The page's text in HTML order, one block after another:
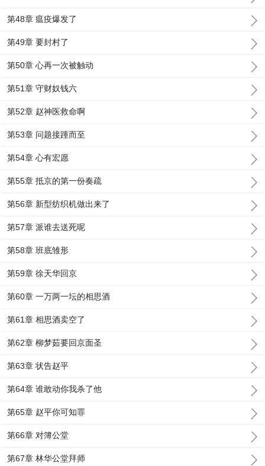
第48章 瘟疫爆发了
第49章 要封村了
第50章 心再一次被触动
第51章 守财奴钱六
第52章 赵神医救命啊
第53章 问题接踵而至
第54章 心有宏愿
第55章 抵京的第一份奏疏
第56章 新型纺织机做出来了
第57章 派谁去送死呢
第58章 班底雏形
第59章 徐天华回京
第60章 一万两一坛的相思酒
第61章 相思酒卖空了
第62章 柳梦茹要回京面圣
第63章 状告赵平
第64章 谁敢动你我杀了他
第65章 赵平你可知罪
第66章 对簿公堂
第67章 林华公堂拜师